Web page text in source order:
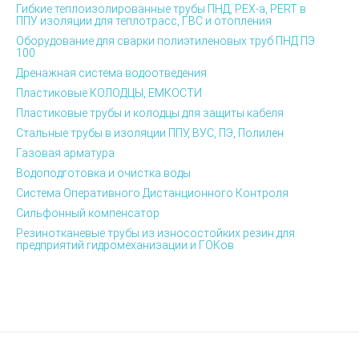
Гибкие теплоизолированные трубы ПНД, PEX-а, PERT в
ППУ изоляции для теплотрасс, ГВС и отопления
Оборудование для сварки полиэтиленовых труб ПНД ПЭ
100
Дренажная система водоотведения
Пластиковые КОЛОДЦЫ, ЕМКОСТИ
Пластиковые трубы и колодцы для защиты кабеля
Стальные трубы в изоляции ППУ, ВУС, ПЭ, Полилен
Газовая арматура
Водоподготовка и очистка воды
Система Оперативного Дистанционного Контроля
Сильфонный компенсатор
Резинотканевые трубы из износостойких резин для
предприятий гидромеханизации и ГОКов